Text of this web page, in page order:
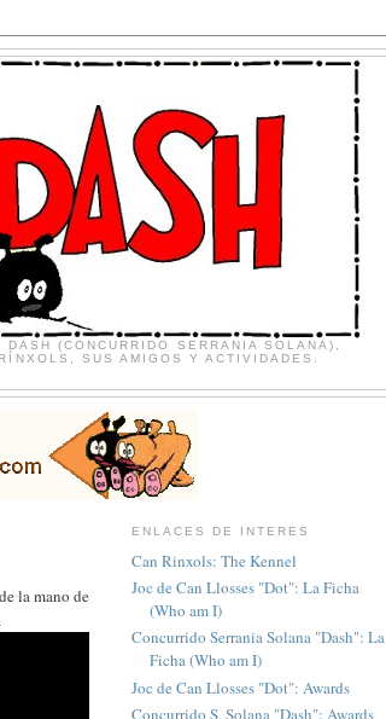
(CONCURRIDO SERRANIA SOLANA),
SUS AMIGOS Y ACTIVIDADES.
la mano de
ENLACES DE INTERES
Can Rinxols: The Kennel
Joc de Can Llosses "Dot": La Ficha
(Who am I)
Concurrido Serrania Solana "Dash": La
Ficha (Who am I)
Joc de Can Llosses "Dot": Awards
Concurrido S. Solana "Dash": Awards